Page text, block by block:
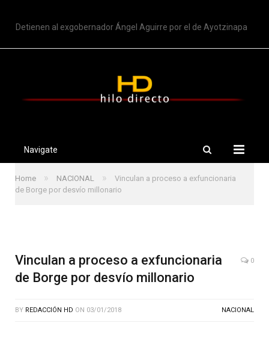
Detienen al exgobernador Ángel Aguirre por el de Ayotzinapa
Navigate
Home » NACIONAL »
Vinculan a proceso a exfuncionaria
de Borge por desvío millonario
Vinculan a proceso a exfuncionaria
de Borge por desvío millonario
0
BY REDACCIÓN HD ON 03/01/2018 NACIONAL